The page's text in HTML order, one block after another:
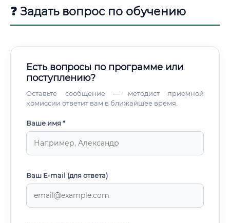
❓ Задать вопрос по обучению
Есть вопросы по программе или
поступлению?
Оставьте сообщение — методист приемной
комиссии ответит вам в ближайшее время.
Ваше имя *
Ваш E-mail (для ответа)